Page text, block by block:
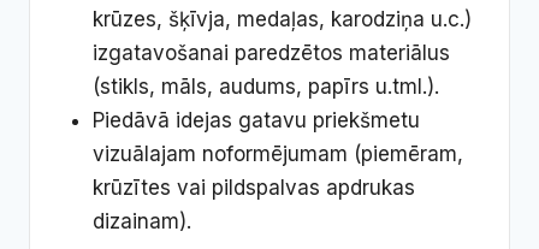
krūzes, šķīvja, medaļas, karodziņa u.c.)
izgatavošanai paredzētos materiālus
(stikls, māls, audums, papīrs u.tml.).
Piedāvā idejas gatavu priekšmetu
vizuālajam noformējumam (piemēram,
krūzītes vai pildspalvas apdrukas
dizainam).